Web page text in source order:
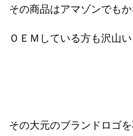
その商品はアマゾンでも
ＯＥＭしている方も沢山い
その大元のブランドロゴを